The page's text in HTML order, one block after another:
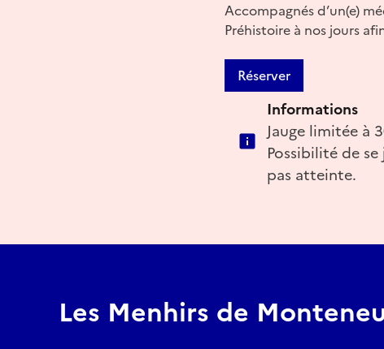
Accompagnés d’un(e)
Préhistoire à nos jours
Réserver
Informations
Jauge limitée à
Possibilité de
pas atteinte.
Les Menhirs de